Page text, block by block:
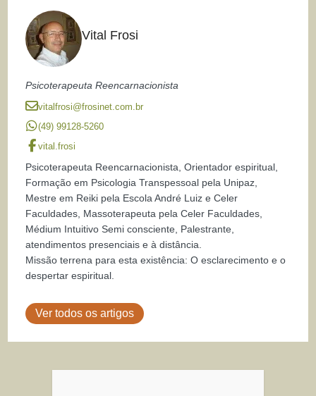
Vital Frosi
Psicoterapeuta Reencarnacionista
vitalfrosi@frosinet.com.br
(49) 99128-5260
vital.frosi
Psicoterapeuta Reencarnacionista, Orientador espiritual,
Formação em Psicologia Transpessoal pela Unipaz,
Mestre em Reiki pela Escola André Luiz e Celer
Faculdades, Massoterapeuta pela Celer Faculdades,
Médium Intuitivo Semi consciente, Palestrante,
atendimentos presenciais e à distância.
Missão terrena para esta existência: O esclarecimento e o
despertar espiritual.
Ver todos os artigos